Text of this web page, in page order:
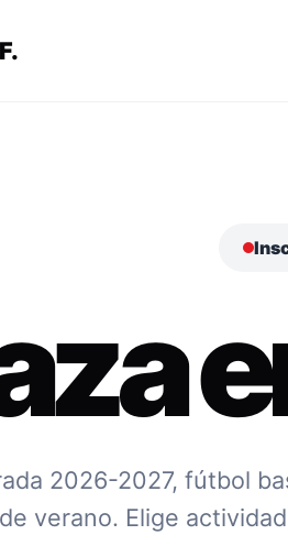
2026-2027, fútbol
verano. Elige